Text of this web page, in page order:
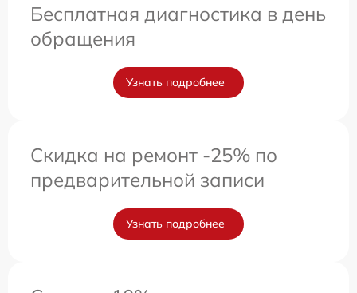
Бесплатная диагностика в день
обращения
Узнать подробнее
Скидка на ремонт -25% по
предварительной записи
Узнать подробнее